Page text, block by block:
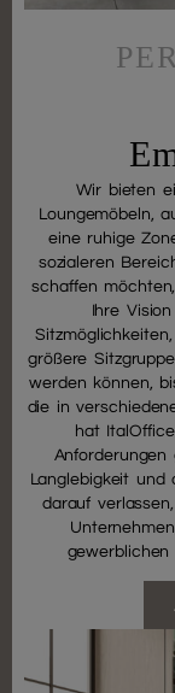
Wir bieten
Loungemöbeln,
eine ruhige
sozialeren
schaffen
Ihre
größere
werden können,
die in
hat
Langlebigkeit und
darauf